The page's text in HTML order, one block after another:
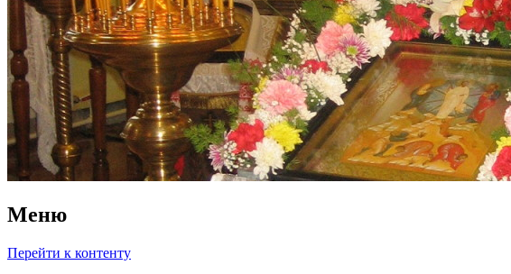
Меню
Перейти к контенту